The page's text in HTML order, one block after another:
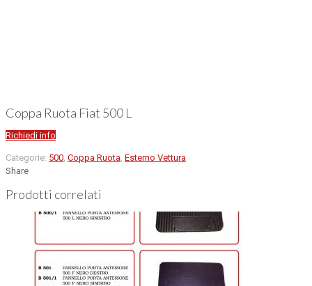
Coppa Ruota Fiat 500 L
Richiedi info
Categorie: 500 Coppa Ruota Esterno Vettura
Share
Prodotti correlati